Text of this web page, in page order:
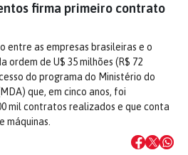
firma primeiro contrato
as empresas brasileiras e o
ordem de U$ 35 milhões (R$ 72
do programa do Ministério do
que, em cinco anos, foi
mil contratos realizados e que conta
máquinas.